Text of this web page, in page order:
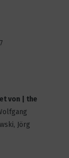
von | the
Jörg